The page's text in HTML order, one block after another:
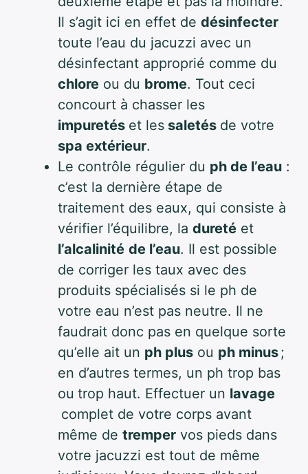
Il s’agit ici en effet de désinfecter
toute l’eau du jacuzzi avec un
désinfectant approprié comme du
chlore ou du brome. Tout ceci
concourt à chasser les
impuretés et les saletés de votre
spa extérieur.
Le contrôle régulier du ph de l’eau :
c’est la dernière étape de
traitement des eaux, qui consiste à
vérifier l’équilibre, la dureté et
l’alcalinité de l’eau. Il est possible
de corriger les taux avec des
produits spécialisés si le ph de
votre eau n’est pas neutre. Il ne
faudrait donc pas en quelque sorte
qu’elle ait un ph plus ou ph minus;
en d’autres termes, un ph trop bas
ou trop haut. Effectuer un lavage
complet de votre corps avant
même de tremper vos pieds dans
votre jacuzzi est tout de même